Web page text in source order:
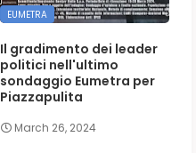
EUMETRA
Il gradimento dei leader
politici nell'ultimo
sondaggio Eumetra per
Piazzapulita
March 26, 2024